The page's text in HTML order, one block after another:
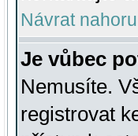
Návrat nahoru
Je vůbec
Nemusíte.
registrovat